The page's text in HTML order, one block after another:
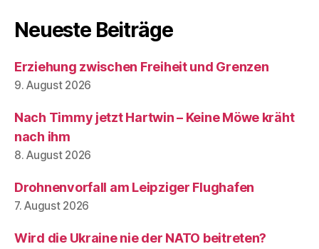
Neueste Beiträge
Erziehung zwischen Freiheit und Grenzen
9. August 2026
Nach Timmy jetzt Hartwin – Keine Möwe kräht
nach ihm
8. August 2026
Drohnenvorfall am Leipziger Flughafen
7. August 2026
Wird die Ukraine nie der NATO beitreten?